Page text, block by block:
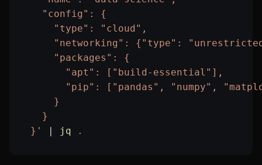
    "config": {
      "type": "cloud",
"networking": {"type":
      "packages": {
        "apt": ["build-essential"],
"pip": ["pandas", "numpy",
      }
    }
  }'
jq .